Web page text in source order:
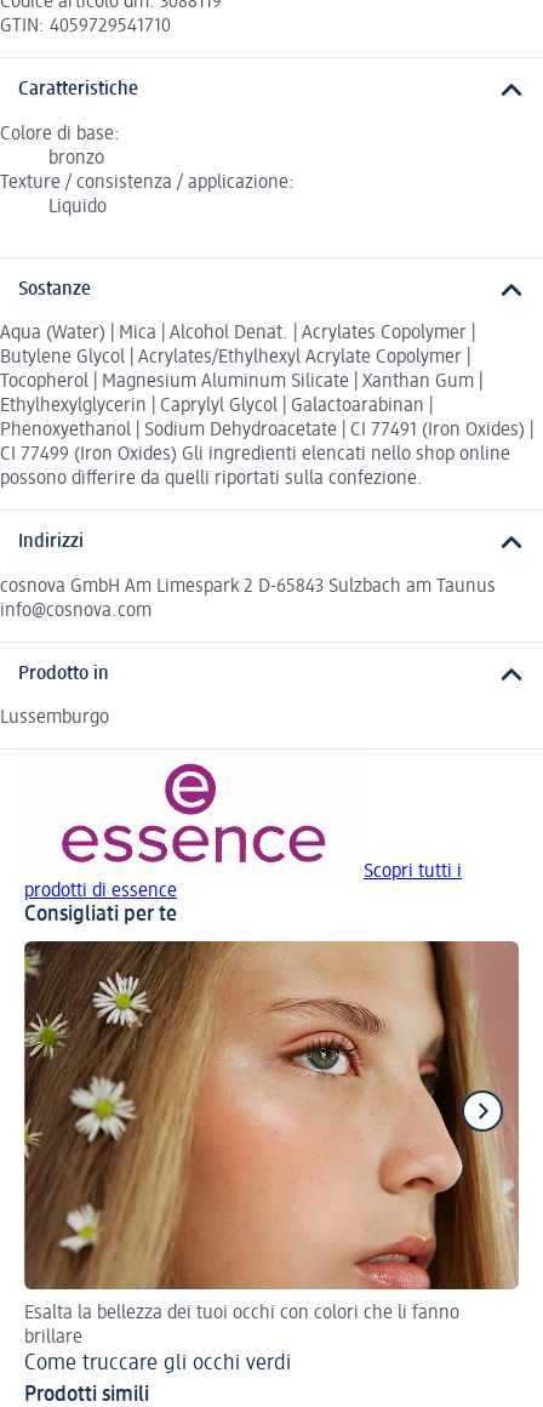
GTIN: 4059729541710
Caratteristiche
Colore di base:
bronzo
Texture / consistenza / applicazione:
Liquido
Sostanze
Aqua (Water) | Mica | Alcohol Denat. | Acrylates Copolymer |
Butylene Glycol | Acrylates/Ethylhexyl Acrylate Copolymer |
Tocopherol | Magnesium Aluminum Silicate | Xanthan Gum |
Ethylhexylglycerin | Caprylyl Glycol | Galactoarabinan |
Phenoxyethanol | Sodium Dehydroacetate | CI 77491 (Iron Oxides) |
CI 77499 (Iron Oxides) Gli ingredienti elencati nello shop online
possono differire da quelli riportati sulla confezione.
Indirizzi
cosnova GmbH Am Limespark 2 D-65843 Sulzbach am Taunus
info@cosnova.com
Prodotto in
Lussemburgo
Scopri tutti i
prodotti di essence
Consigliati per te
Esalta la bellezza dei tuoi occhi con colori che li fanno
brillare
Come truccare gli occhi verdi
Prodotti simili